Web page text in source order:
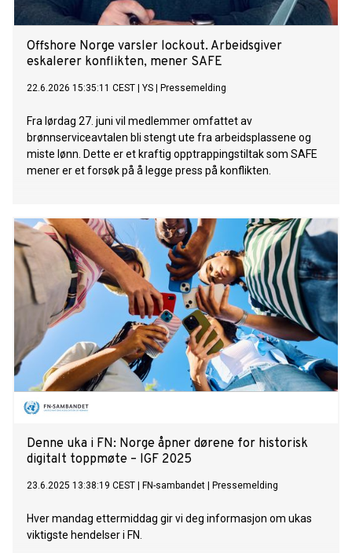
Offshore Norge varsler lockout. Arbeidsgiver
eskalerer konflikten, mener SAFE
22.6.2026 15:35:11 CEST YS Pressemelding
Fra lørdag 27. juni vil medlemmer omfattet av
brønnserviceavtalen bli stengt ute fra arbeidsplassene og
miste lønn. Dette er et kraftig opptrappingstiltak som SAFE
mener er et forsøk på å legge press på konflikten.
Denne uka i FN: Norge åpner dørene for historisk
digitalt toppmøte – IGF 2025
23.6.2025 13:38:19 CEST FN-sambandet Pressemelding
Hver mandag ettermiddag gir vi deg informasjon om ukas
viktigste hendelser i FN.